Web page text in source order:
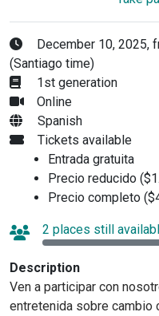
December 10, 2025,
(Santiago time)
1st generation
Online
Spanish
Tickets available
Entrada gratuita
Precio reducido
Precio completo
2 places still
Description
Ven a participar con
entretenida sobre cambio